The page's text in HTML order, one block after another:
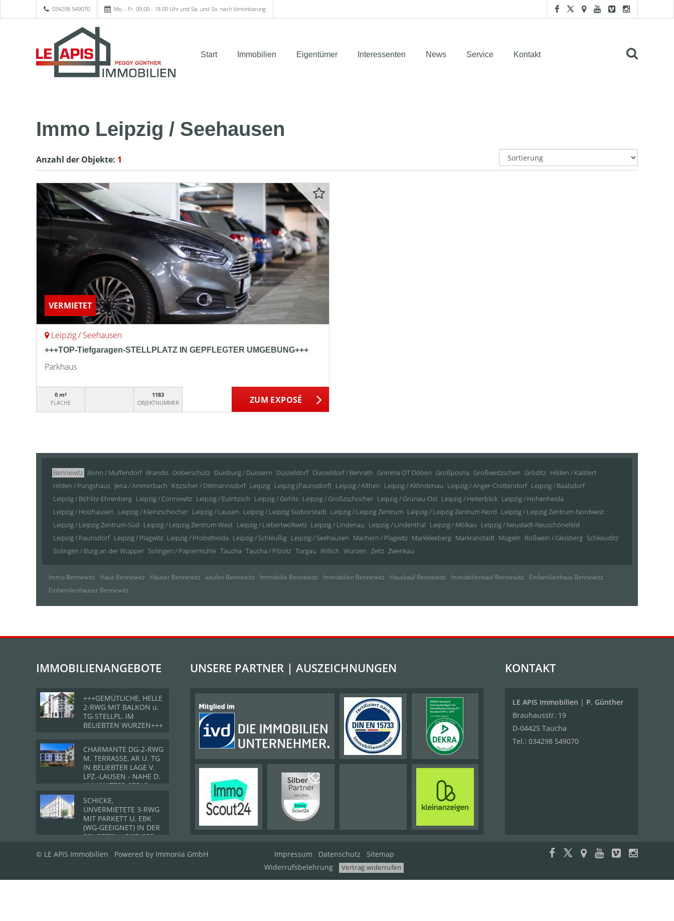
034298 549070 Mo. - Fr. 09.00 - 18.00 Uhr und Sa. und So. nach Vereinbarung
Start Immobilien Eigentümer Interessenten News Service Kontakt
Immo Leipzig / Seehausen
Anzahl der Objekte: 1
VERMIETET
Leipzig / Seehausen
+++TOP-Tiefgaragen-STELLPLATZ IN GEPFLEGTER UMGEBUNG+++
Parkhaus
0 m²
FLÄCHE
1183
OBJEKTNUMMER
ZUM EXPOSÉ
Bennewitz Bonn / Muffendorf Brandis Doberschütz Duisburg / Duissern Düsseldorf Düsseldorf / Benrath Grimma OT Döben Großpösna Großweitzschen Gröditz Hilden / Kalstert
Hilden / Pungshaus Jena / Ammerbach Kitzscher / Dittmannsdorf Leipzig Leipzig (Paunsdorf) Leipzig / Althen Leipzig / Altlindenau Leipzig / Anger-Crottendorf Leipzig / Baalsdorf
Leipzig / Böhlitz-Ehrenberg Leipzig / Connewitz Leipzig / Eutritzsch Leipzig / Gohlis Leipzig / Großzschocher Leipzig / Grünau-Ost Leipzig / Heiterblick Leipzig / Hohenheida
Leipzig / Holzhausen Leipzig / Kleinzschocher Leipzig / Lausen Leipzig / Leipzig Südvorstadt Leipzig / Leipzig Zentrum Leipzig / Leipzig Zentrum-Nord Leipzig / Leipzig Zentrum-Nordwest
Leipzig / Leipzig Zentrum-Süd Leipzig / Leipzig Zentrum-West Leipzig / Liebertwolkwitz Leipzig / Lindenau Leipzig / Lindenthal Leipzig / Mölkau Leipzig / Neustadt-Neuschönefeld
Leipzig / Paunsdorf Leipzig / Plagwitz Leipzig / Probstheida Leipzig / Schleußig Leipzig / Seehausen Machern / Plagwitz Markkleeberg Markranstädt Mügeln Roßwein / Gleisberg Schkeuditz
Solingen / Burg an der Wupper Solingen / Papiermühle Taucha Taucha / Plösitz Torgau Willich Wurzen Zeitz Zwenkau
Immo Bennewitz Haus Bennewitz Häuser Bennewitz kaufen Bennewitz Immobilie Bennewitz Immobilien Bennewitz Hauskauf Bennewitz Immobilienkauf Bennewitz
Einfamilienhaus Bennewitz
Einfamilienhäuser Bennewitz
IMMOBILIENANGEBOTE
+++GEMÜTLICHE, HELLE
2-RWG MIT BALKON u.
TG-STELLPL. IM
BELIEBTEN WURZEN+++
CHARMANTE DG-2-RWG
M. TERRASSE, AR U. TG
IN BELIEBTER LAGE V.
LPZ.-LAUSEN - NAHE D.
KULKWITZER SEE´S
SCHICKE,
UNVERMIETETE 3-RWG
MIT PARKETT U. EBK
(WG-GEEIGNET) IN DER
BELIEBTEN LEIPZIGER
UNSERE PARTNER | AUSZEICHNUNGEN KONTAKT
LE APIS Immobilien | P. Günther
Brauhausstr. 19
D-04425 Taucha
Tel.: 034298 549070
© LE APIS Immobilien Powered by Immonia GmbH Impressum Datenschutz
Sitemap
Widerrufsbelehrung
Vertrag widerrufen